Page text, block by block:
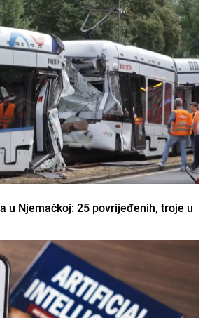
u Njemačkoj: 25 povrijeđenih, troje u